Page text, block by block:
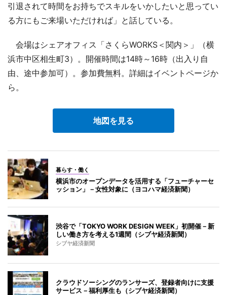
引退されて時間をお持ちでスキルをいかしたいと思ってい
る方にもご来場いただければ」と話している。
会場はシェアオフィス「さくらWORKS＜関内＞」（横
浜市中区相生町3）。開催時間は14時～16時（出入り自
由、途中参加可）。参加費無料。詳細はイベントページか
ら。
地図を見る
暮らす・働く
横浜市のオープンデータを活用する「フューチャーセ
ッション」－女性対象に（ヨコハマ経済新聞）
渋谷で「TOKYO WORK DESIGN WEEK」初開催－新
しい働き方を考える1週間（シブヤ経済新聞）
シブヤ経済新聞
クラウドソーシングのランサーズ、登録者向けに支援
サービス－福利厚生も（シブヤ経済新聞）